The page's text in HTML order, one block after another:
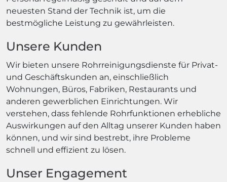
neuesten Stand der Technik ist, um die
bestmögliche Leistung zu gewährleisten.
Unsere Kunden
Wir bieten unsere Rohrreinigungsdienste für Privat-
und Geschäftskunden an, einschließlich
Wohnungen, Büros, Fabriken, Restaurants und
anderen gewerblichen Einrichtungen. Wir
verstehen, dass fehlende Rohrfunktionen erhebliche
Auswirkungen auf den Alltag unserer Kunden haben
können, und wir sind bestrebt, ihre Probleme
schnell und effizient zu lösen.
Unser Engagement